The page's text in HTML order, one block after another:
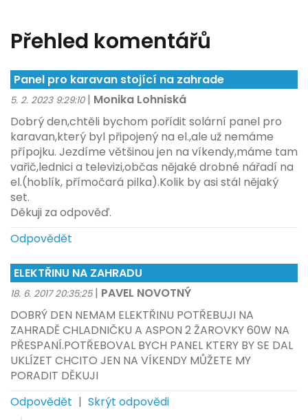
Přehled komentářů
Panel pro karavan stojící na zahrade
5. 2. 2023 9:29:10 | Monika Lohniská
Dobrý den,chtěli bychom pořídit solární panel pro
karavan,který byl připojený na el.,ale už nemáme
přípojku. Jezdíme většinou jen na víkendy,máme tam
vařič,lednici a televizi,občas nějaké drobné nářadí na
el.(hoblík, přímočará pilka).Kolik by asi stál nějaký
set.
Děkuji za odpověď.
Odpovědět
ELEKTŘINU NA ZAHRADU
18. 6. 2017 20:35:25 | PAVEL NOVOTNÝ
DOBRÝ DEN NEMAM ELEKTŘINU POTŘEBUJI NA
ZAHRADĚ CHLADNIČKU A ASPON 2 ŽAROVKY 60W NA
PŘESPANÍ.POTŘEBOVAL BYCH PANEL KTERY BY SE DAL
UKLÍZET CHCITO JEN NA VÍKENDY MŮŽETE MY
PORADIT DĚKUJI
Odpovědět | Skrýt odpovědi